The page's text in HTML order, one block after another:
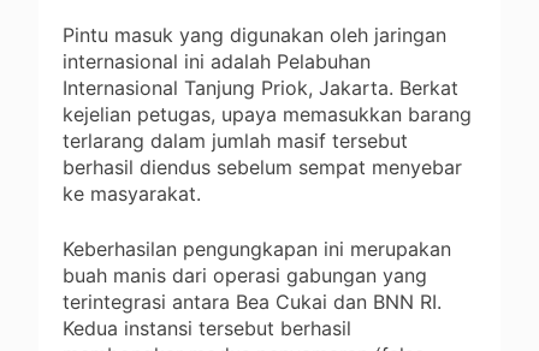
Pintu masuk yang digunakan oleh jaringan
internasional ini adalah Pelabuhan
Internasional Tanjung Priok, Jakarta. Berkat
kejelian petugas, upaya memasukkan barang
terlarang dalam jumlah masif tersebut
berhasil diendus sebelum sempat menyebar
ke masyarakat.
Keberhasilan pengungkapan ini merupakan
buah manis dari operasi gabungan yang
terintegrasi antara Bea Cukai dan BNN RI.
Kedua instansi tersebut berhasil